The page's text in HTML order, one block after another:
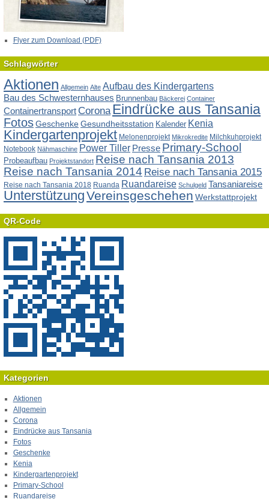
Flyer zum Download (PDF)
Schlagwörter
Aktionen Allgemein Alte Aufbau des Kindergartens
Bau des Schwesternhauses Brunnenbau Bäckerei Container
Containertransport Corona Eindrücke aus Tansania
FotosGeschenkeGesundheitsstation Kalender Kenia
Kindergartenprojekt Melonenprojekt Mikrokredite Milchkuhprojekt
Notebook Nähmaschine Power Tiller Presse Primary-School
Probeaufbau Projektstandort Reise nach Tansania 2013
Reise nach Tansania 2014 Reise nach Tansania 2015
Reise nach Tansania 2018 Ruanda Ruandareise Schulgeld Tansaniareise
UnterstützungVereinsgeschehen Werkstattprojekt
QR-Code
Kategorien
Aktionen
Allgemein
Corona
Eindrücke aus Tansania
Fotos
Geschenke
Kenia
Kindergartenprojekt
Primary-School
Ruandareise